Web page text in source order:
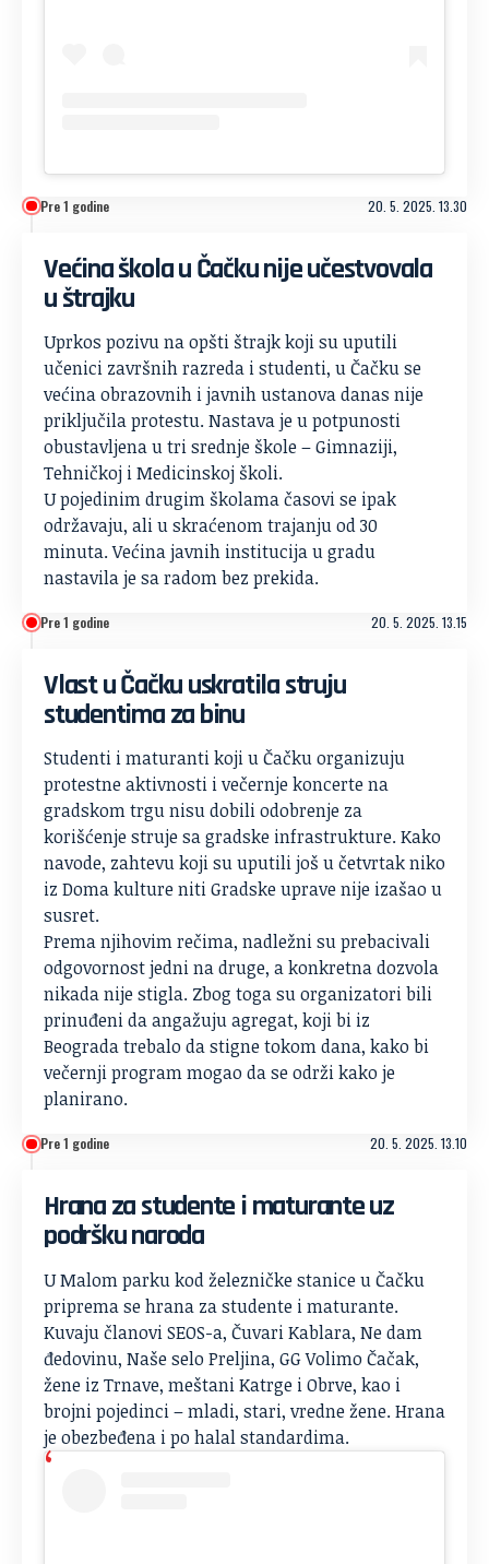
Pre 1 godine 20. 5. 2025. 13.30
Većina škola u Čačku nije učestvovala
u štrajku
Uprkos pozivu na opšti štrajk koji su uputili
učenici završnih razreda i studenti, u Čačku se
većina obrazovnih i javnih ustanova danas nije
priključila protestu. Nastava je u potpunosti
obustavljena u tri srednje škole – Gimnaziji,
Tehničkoj i Medicinskoj školi.
U pojedinim drugim školama časovi se ipak
održavaju, ali u skraćenom trajanju od 30
minuta. Većina javnih institucija u gradu
nastavila je sa radom bez prekida.
Pre 1 godine 20. 5. 2025. 13.15
Vlast u Čačku uskratila struju
studentima za binu
Studenti i maturanti koji u Čačku organizuju
protestne aktivnosti i večernje koncerte na
gradskom trgu nisu dobili odobrenje za
korišćenje struje sa gradske infrastrukture. Kako
navode, zahtevu koji su uputili još u četvrtak niko
iz Doma kulture niti Gradske uprave nije izašao u
susret.
Prema njihovim rečima, nadležni su prebacivali
odgovornost jedni na druge, a konkretna dozvola
nikada nije stigla. Zbog toga su organizatori bili
prinuđeni da angažuju agregat, koji bi iz
Beograda trebalo da stigne tokom dana, kako bi
večernji program mogao da se održi kako je
planirano.
Pre 1 godine 20. 5. 2025. 13.10
Hrana za studente i maturante uz
podršku naroda
U Malom parku kod železničke stanice u Čačku
priprema se hrana za studente i maturante.
Kuvaju članovi SEOS-a, Čuvari Kablara, Ne dam
đedovinu, Naše selo Preljina, GG Volimo Čačak,
žene iz Trnave, meštani Katrge i Obrve, kao i
brojni pojedinci – mladi, stari, vredne žene. Hrana
je obezbeđena i po halal standardima.